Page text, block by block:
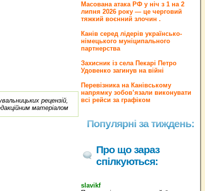
рецензій,
матеріалом
Масована атака РФ у ніч з 1 на 2
липня 2026 року — це черговий
тяжкий воєнний злочин .
Канів серед лідерів українсько-
німецького муніципального
партнерства
Захисник із села Пекарі Петро
Удовенко загинув на війні
Перевізника на Канівському
напрямку зобов’язали виконувати
всі рейси за графіком
Популярні за тиждень:
Про що зараз
спілкуються:
slavikf